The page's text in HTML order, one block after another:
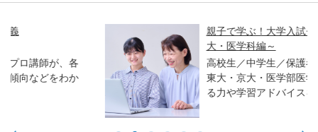
親子で学ぶ！大学入試セミナー ～東大・京
大・医学科編～
高校生／中学生／保護者対象
東大・京大・医学部医学科入試で求められ
る力や学習アドバイスをお伝えします。